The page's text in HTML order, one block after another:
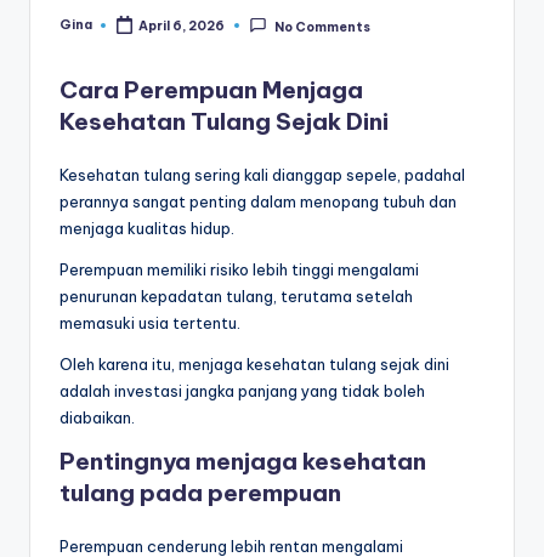
Posted
Gina April 6, 2026 No Comments
Cara Perempuan Menjaga
Kesehatan Tulang Sejak Dini
Kesehatan tulang sering kali dianggap sepele, padahal
perannya sangat penting dalam menopang tubuh dan
menjaga kualitas hidup.
Perempuan memiliki risiko lebih tinggi mengalami
penurunan kepadatan tulang, terutama setelah
memasuki usia tertentu.
Oleh karena itu, menjaga kesehatan tulang sejak dini
adalah investasi jangka panjang yang tidak boleh
diabaikan.
Pentingnya menjaga kesehatan
tulang pada perempuan
Perempuan cenderung lebih rentan mengalami